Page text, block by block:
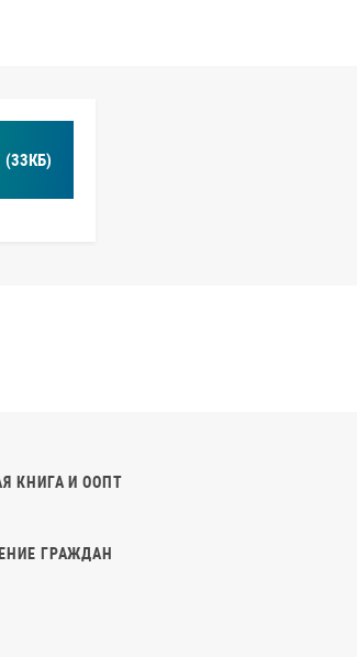
(33КБ)
КНИГА И ООПТ
ГРАЖДАН